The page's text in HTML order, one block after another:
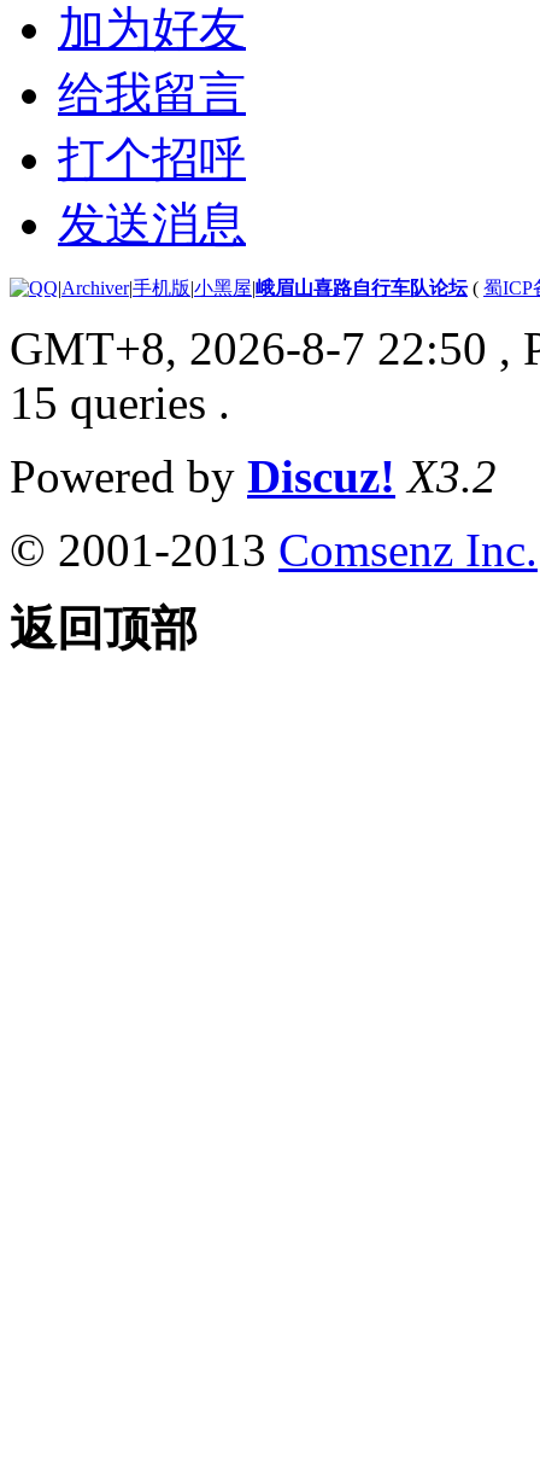
加为好友
给我留言
打个招呼
发送消息
|Archiver|手机版|小黑屋|峨眉山喜路自行车队论坛( 蜀ICP
GMT+8, 2026-8-7 22:50 ,
15 queries .
Powered by Discuz! X3.2
© 2001-2013 Comsenz Inc.
返回顶部